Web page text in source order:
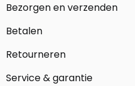
Bezorgen en verzenden
Betalen
Retourneren
Service & garantie